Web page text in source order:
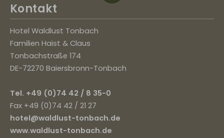
Kontakt
Hotel Waldlust Tonbach
Familien Haist & Claus
Tonbachstraße 174
DE-72270 Baiersbronn-Tonbach
Tel. +49 (0)74 42 / 8 35-0
Fax +49 (0)74 42 / 21 27
hotel@waldlust-tonbach.de
www.waldlust-tonbach.de